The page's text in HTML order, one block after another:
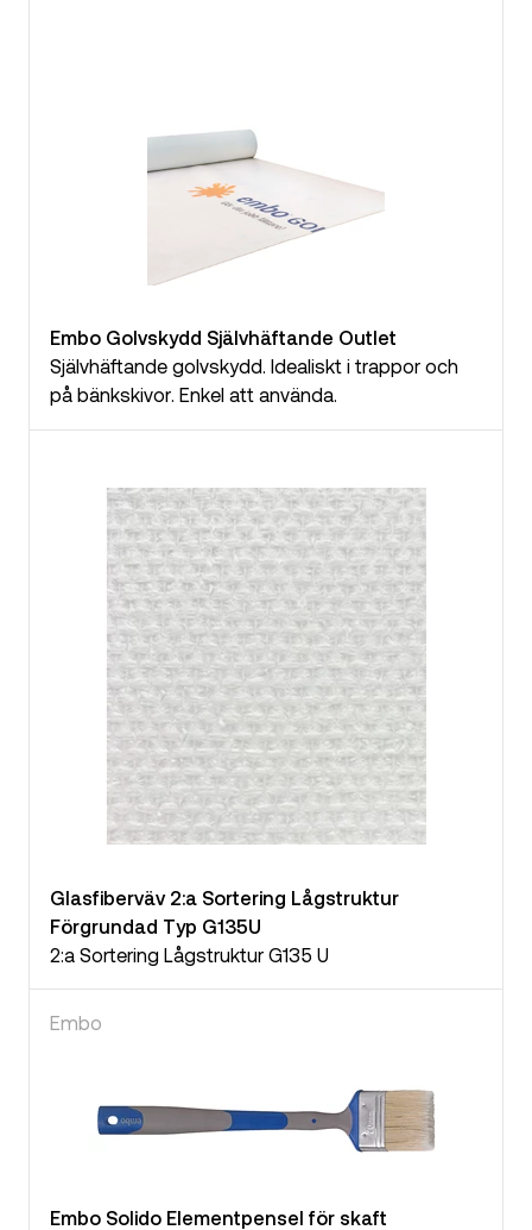
Embo Golvskydd Självhäftande Outlet
Självhäftande golvskydd. Idealiskt i trappor och
på bänkskivor. Enkel att använda.
Glasfiberväv 2:a Sortering Lågstruktur
Förgrundad Typ G135U
2:a Sortering Lågstruktur G135 U
Embo
Embo Solido Elementpensel för skaft